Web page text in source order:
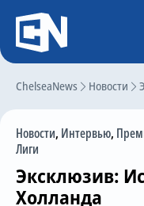
ChelseaNews Новости
Новости, Интервью,
Лиги
Эксклюзив:
Холланда
Регистрация
Главная
Трансферы